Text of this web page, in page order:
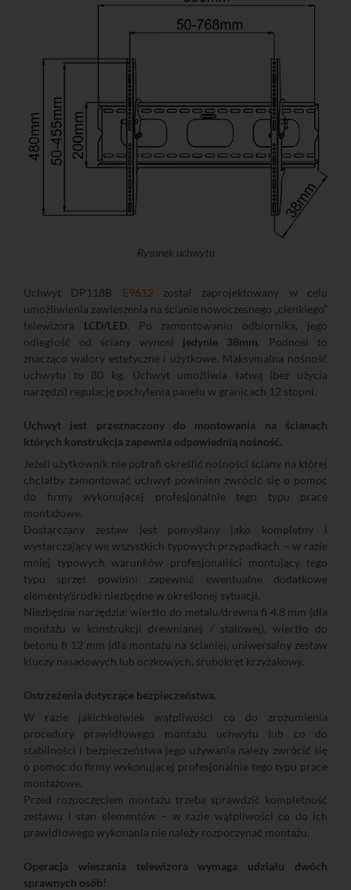
Rysunek uchwytu
Uchwyt DP118B E9612 został zaprojektowany w celu
umożliwienia zawieszenia na ścianie nowoczesnego „cienkiego”
telewizora LCD/LED. Po zamontowaniu odbiornika, jego
odległość od ściany wynosi jedynie 38mm. Podnosi to
znacząco walory estetyczne i użytkowe. Maksymalna nośność
uchwytu to 80 kg. Uchwyt umożliwia łatwą (bez użycia
narzędzi) regulację pochylenia panelu w granicach 12 stopni.
Uchwyt jest przeznaczony do montowania na ścianach
których konstrukcja zapewnia odpowiednią nośność.
Jeżeli użytkownik nie potrafi określić nośności ściany na której
chciałby zamontować uchwyt powinien zwrócić się o pomoc
do firmy wykonującej profesjonalnie tego typu prace
montażowe.
Dostarczany zestaw jest pomyślany jako kompletny i
wystarczający we wszystkich typowych przypadkach – w razie
mniej typowych warunków profesjonaliści montujący tego
typu sprzęt powinni zapewnić ewentualne dodatkowe
elementy/środki niezbędne w określonej sytuacji.
Niezbędne narzędzia: wiertło do metalu/drewna fi 4,8 mm (dla
montażu w konstrukcji drewnianej / stalowej), wiertło do
betonu fi 12 mm (dla montażu na ścianie), uniwersalny zestaw
kluczy nasadowych lub oczkowych, śrubokręt krzyżakowy.
Ostrzeżenia dotyczące bezpieczeństwa.
W razie jakichkolwiek wątpliwości co do zrozumienia
procedury prawidłowego montażu uchwytu lub co do
stabilności i bezpieczeństwa jego używania należy zwrócić się
o pomoc do firmy wykonującej profesjonalnie tego typu prace
montażowe.
Przed rozpoczęciem montażu trzeba sprawdzić kompletność
zestawu i stan elementów – w razie wątpliwości co do ich
prawidłowego wykonania nie należy rozpoczynać montażu.
Operacja wieszania telewizora wymaga udziału dwóch
sprawnych osób!